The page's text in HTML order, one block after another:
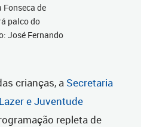
Fonseca de
palco do
José Fernando
crianças, a Secretaria
e Juventude
repleta de